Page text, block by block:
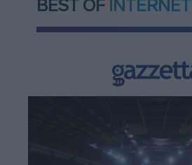
BEST OF INTERNET